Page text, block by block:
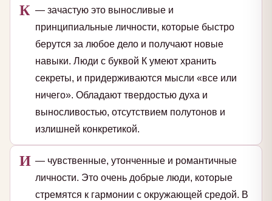
К — зачастую это выносливые и
принципиальные личности, которые быстро
берутся за любое дело и получают новые
навыки. Люди с буквой К умеют хранить
секреты, и придерживаются мысли «все или
ничего». Обладают твердостью духа и
выносливостью, отсутствием полутонов и
излишней конкретикой.
И — чувственные, утонченные и романтичные
личности. Это очень добрые люди, которые
стремятся к гармонии с окружающей средой. В